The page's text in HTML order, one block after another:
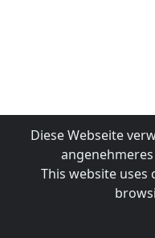
Diese Webseite
This website uses